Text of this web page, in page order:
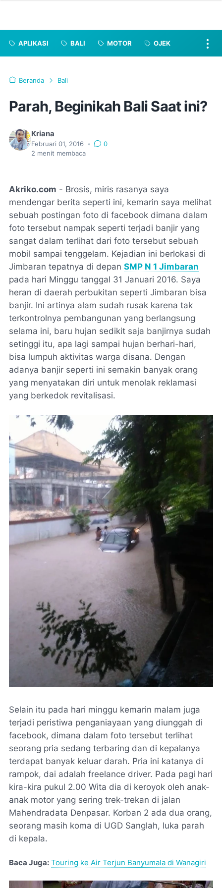
APLIKASI BALI MOTOR OJEK
Beranda Bali
Parah, Beginikah Bali Saat ini?
Kriana
Februari 01, 2016 •
0
2 menit membaca
Akriko.com - Brosis, miris rasanya saya
mendengar berita seperti ini, kemarin saya melihat
sebuah postingan foto di facebook dimana dalam
foto tersebut nampak seperti terjadi banjir yang
sangat dalam terlihat dari foto tersebut sebuah
mobil sampai tenggelam. Kejadian ini berlokasi di
Jimbaran tepatnya di depan SMP N 1 Jimbaran
pada hari Minggu tanggal 31 Januari 2016. Saya
heran di daerah perbukitan seperti Jimbaran bisa
banjir. Ini artinya alam sudah rusak karena tak
terkontrolnya pembangunan yang berlangsung
selama ini, baru hujan sedikit saja banjirnya sudah
setinggi itu, apa lagi sampai hujan berhari-hari,
bisa lumpuh aktivitas warga disana. Dengan
adanya banjir seperti ini semakin banyak orang
yang menyatakan diri untuk menolak reklamasi
yang berkedok revitalisasi.
Selain itu pada hari minggu kemarin malam juga
terjadi peristiwa penganiayaan yang diunggah di
facebook, dimana dalam foto tersebut terlihat
seorang pria sedang terbaring dan di kepalanya
terdapat banyak keluar darah. Pria ini katanya di
rampok, dai adalah freelance driver. Pada pagi hari
kira-kira pukul 2.00 Wita dia di keroyok oleh anak-
anak motor yang sering trek-trekan di jalan
Mahendradata Denpasar. Korban 2 ada dua orang,
seorang masih koma di UGD Sanglah, luka parah
di kepala.
Baca Juga: Touring ke Air Terjun Banyumala di Wanagiri